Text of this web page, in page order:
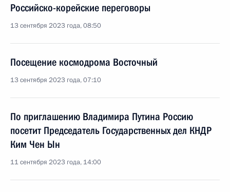
Российско-корейские переговоры
13 сентября 2023 года, 08:50
Посещение космодрома Восточный
13 сентября 2023 года, 07:10
По приглашению Владимира Путина Россию
посетит Председатель Государственных дел КНДР
Ким Чен Ын
11 сентября 2023 года, 14:00